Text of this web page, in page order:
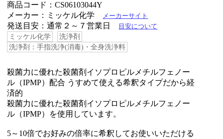
商品コード：CS06103044Y
メーカー：ミッケル化学
メーカーサイト
発送目安：通常２～７営業日 目安について
ミッケル化学
洗浄剤
洗浄剤：手指洗浄(消毒)・全身洗浄料
殺菌力に優れた殺菌剤イソプロピルメチルフェノー
ル（IPMP）配合 うすめて使える希釈タイプだから経
済的
殺菌力に優れた殺菌剤イソプロピルメチルフェノー
ル（IPMP）を使用しています。
5～10倍でお好みの倍率に希釈してお使いいただける